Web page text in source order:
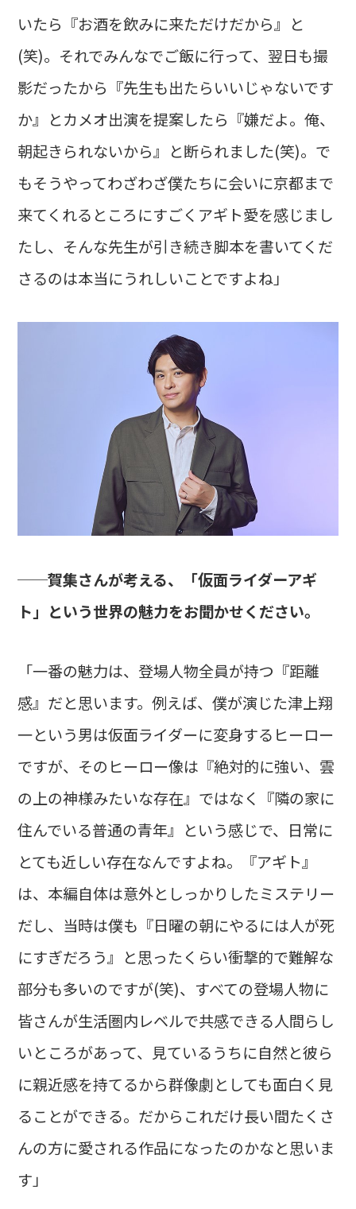
いたら『お酒を飲みに来ただけだから』と
(笑)。それでみんなでご飯に行って、翌日も撮
影だったから『先生も出たらいいじゃないです
か』とカメオ出演を提案したら『嫌だよ。俺、
朝起きられないから』と断られました(笑)。で
もそうやってわざわざ僕たちに会いに京都まで
来てくれるところにすごくアギト愛を感じまし
たし、そんな先生が引き続き脚本を書いてくだ
さるのは本当にうれしいことですよね」
──賀集さんが考える、「仮面ライダーアギ
ト」という世界の魅力をお聞かせください。
「一番の魅力は、登場人物全員が持つ『距離
感』だと思います。例えば、僕が演じた津上翔
一という男は仮面ライダーに変身するヒーロー
ですが、そのヒーロー像は『絶対的に強い、雲
の上の神様みたいな存在』ではなく『隣の家に
住んでいる普通の青年』という感じで、日常に
とても近しい存在なんですよね。『アギト』
は、本編自体は意外としっかりしたミステリー
だし、当時は僕も『日曜の朝にやるには人が死
にすぎだろう』と思ったくらい衝撃的で難解な
部分も多いのですが(笑)、すべての登場人物に
皆さんが生活圏内レベルで共感できる人間らし
いところがあって、見ているうちに自然と彼ら
に親近感を持てるから群像劇としても面白く見
ることができる。だからこれだけ長い間たくさ
んの方に愛される作品になったのかなと思いま
す」